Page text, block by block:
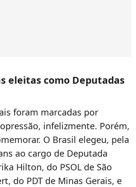
eleitas como Deputadas
foram marcadas por
infelizmente. Porém,
O Brasil elegeu, pela
ao cargo de Deputada
Hilton, do PSOL de São
do PDT de Minas Gerais, e